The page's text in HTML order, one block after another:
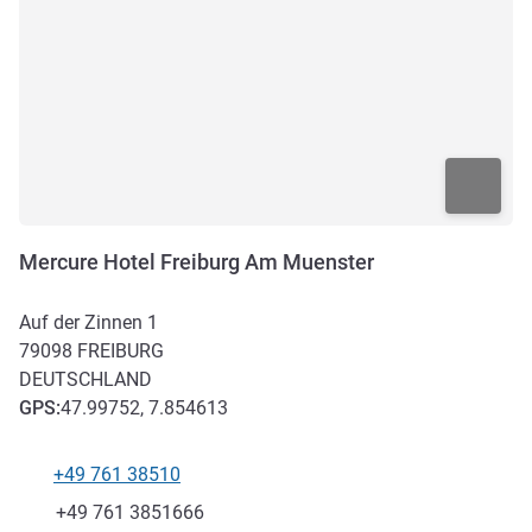
Mercure Hotel Freiburg Am Muenster
Auf der Zinnen 1
79098 FREIBURG
DEUTSCHLAND
GPS:47.99752, 7.854613
+49 761 38510
Fax
+49 761 3851666